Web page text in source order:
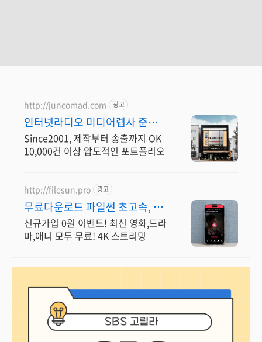
http://juncomad.com 광고
인터넷라디오 미디어렙사 준콤
첫광고 진행시 20% 할인!
Since2001, 제작부터 송출까지 OK
10,000건 이상 압도적인 포트폴리오
http://filesun.pro 광고
무료다운로드 파일썬 초고속, 4K
실시간 보기!
신규가입 0원 이벤트! 최신 영화,드라
마,애니 모두 무료! 4K 스트리밍